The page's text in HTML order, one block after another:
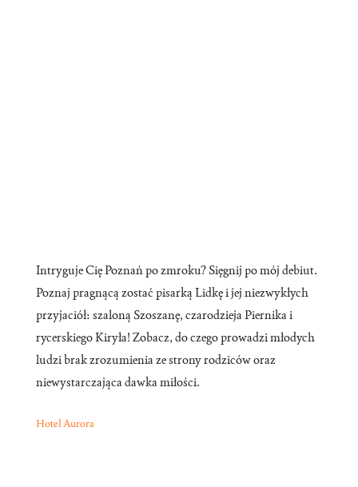
Intryguje Cię Poznań po zmroku? Sięgnij po mój debiut.
Poznaj pragnącą zostać pisarką Lidkę i jej niezwykłych
przyjaciół: szaloną Szoszanę, czarodzieja Piernika i
rycerskiego Kiryła! Zobacz, do czego prowadzi młodych
ludzi brak zrozumienia ze strony rodziców oraz
niewystarczająca dawka miłości.
Hotel Aurora